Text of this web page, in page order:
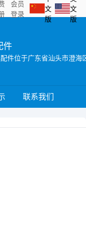
会员
登录
文
版
文
版
件
联系我们